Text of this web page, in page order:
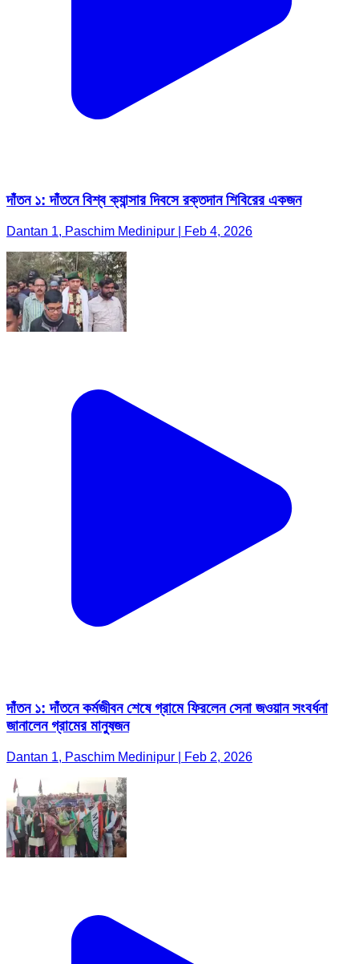
দাঁতন ১: দাঁতনে বিশ্ব ক্যান্সার দিবসে রক্তদান শিবিরের একজন
Dantan 1, Paschim Medinipur | Feb 4, 2026
দাঁতন ১: দাঁতনে কর্মজীবন শেষে গ্রামে ফিরলেন সেনা জওয়ান সংবর্ধনা
জানালেন গ্রামের মানুষজন
Dantan 1, Paschim Medinipur | Feb 2, 2026